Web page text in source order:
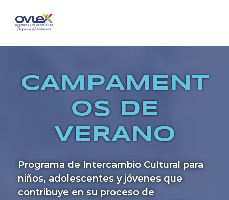
contenido
CAMPAMENT
OS DE
VERANO
Programa de Intercambio Cultural para
niños, adolescentes y jóvenes que
contribuye en su proceso de